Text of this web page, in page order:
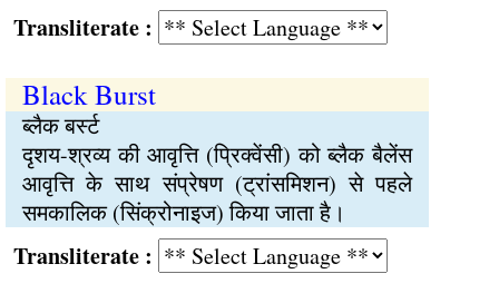
:
Black Burst
ब्लैक बर्स्ट
दृशय-श्रव्य की आवृत्ति (प्रिक्वेंसी) को ब्लैक बैलेंस
आवृत्ति के साथ संप्रेषण (ट्रांसमिशन) से पहले
समकालिक (सिंक्रोनाइज) किया जाता है।
: